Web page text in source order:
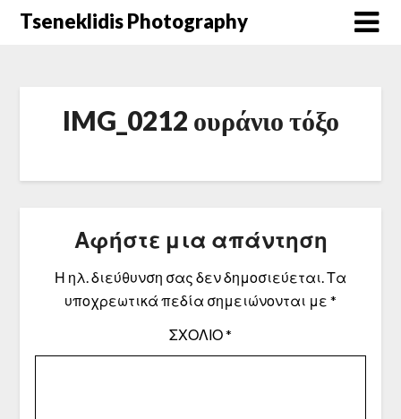
Μετάβαση
Tseneklidis Photography
IMG_0212 ουράνιο τόξο
Αφήστε μια απάντηση
Η ηλ. διεύθυνση σας δεν δημοσιεύεται.Τα
υποχρεωτικά πεδία σημειώνονται με *
ΣΧΌΛΙΟ*